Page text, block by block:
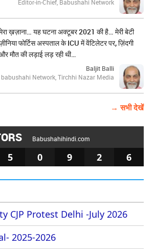
Editor-in-Chief, Babushahi Network
ख़ज़ाना… यह घटना अक्टूबर 2021 की है… मेरी बेटी
फोर्टिस अस्पताल के ICU में वेंटिलेटर पर, ज़िंदगी
मौत की लड़ाई लड़ रही थी…
Baljit Balli
babushahi Network, Tirchhi Nazar Media
→ सभी देखें
Babushahihindi.com
5 0 9 2 6
CJP Protest Delhi -July 2026
2025-2026